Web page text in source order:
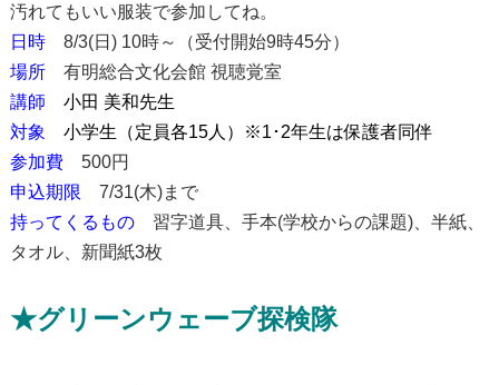
汚れてもいい服装で参加してね。
日時8/3(日) 10時～（受付開始9時45分）
場所有明総合文化会館 視聴覚室
講師
小田 美和先生
対象
小学生（定員各15人）※1･2年生は保護者同伴
参加費500円
申込期限 7/31(木)まで
持ってくるもの習字道具、手本(学校からの課題)、半紙、
タオル、新聞紙3枚
★グリーンウェーブ探検隊